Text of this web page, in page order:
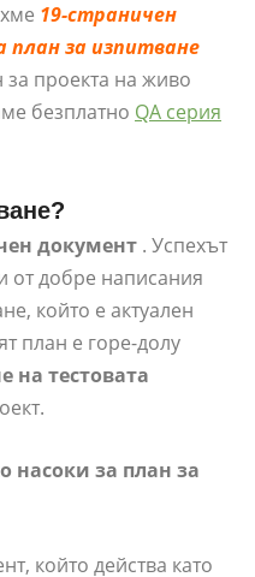
19-страничен
план за изпитване
за проекта на живо
безплатно QA серия
документ . Успехът
от добре написания
който е актуален
план е горе-долу
на тестовата
насоки за план за
който действа като